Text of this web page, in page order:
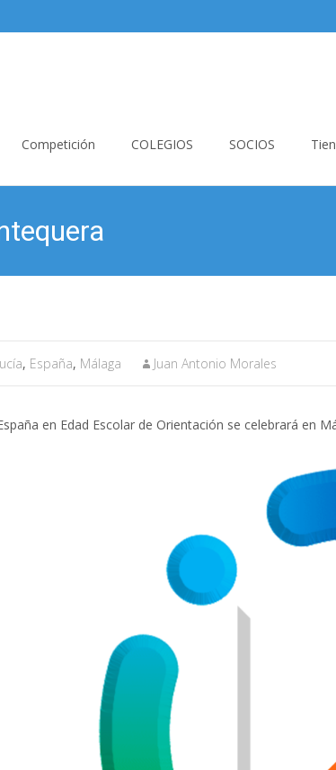
Competición COLEGIOS SOCIOS
, España, Málaga Juan Antonio Morales
en Edad Escolar de Orientación se celebrará en